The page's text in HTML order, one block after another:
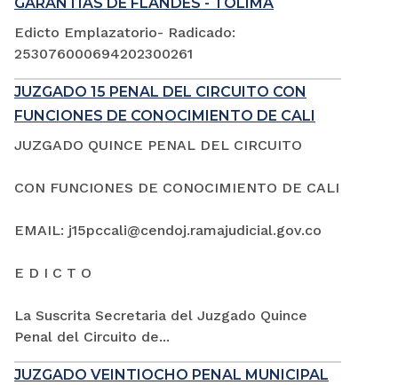
Edicto Emplazatorio- Radicado:
253076000694202300261
JUZGADO 15 PENAL DEL CIRCUITO CON
FUNCIONES DE CONOCIMIENTO DE CALI
JUZGADO QUINCE PENAL DEL CIRCUITO
CON FUNCIONES DE CONOCIMIENTO DE CALI
EMAIL: j15pccali@cendoj.ramajudicial.gov.co
E D I C T O
La Suscrita Secretaria del Juzgado Quince
Penal del Circuito de...
JUZGADO VEINTIOCHO PENAL MUNICIPAL